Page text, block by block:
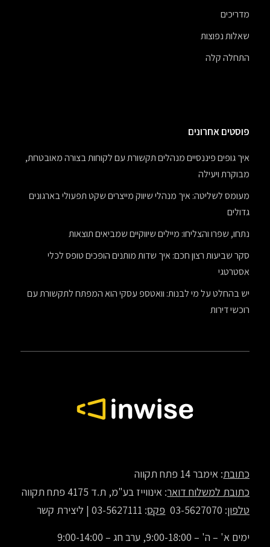
מדריכים
שאלות נפוצות
התחלה קלה
פוסטים אחרונים
איך גופים פיננסיים מנהלים תקשורת עם לקוחות בצורה מאובטחת,
מבוקרת ויעילה
מעומס לשליטה: איך מנהלי שיווק מייצרים שקט תפעולי בארגונים
גדולים
נתחו, שפרו והצליחו: מיילים שיווקיים שמביאים תוצאות
סקר שביעות רצון חכם: איך שדות מותנים הופכים טופס לכלי
אסטרטגי
יש בהחלט על מי לבנות: וואטספ עסקי הוא המפתח לתקשורת עם
רוכשי דירות
כתובת: אימבר 14 פתח תקווה
כתובת למשלוח דואר: אינווייז בע"מ, ת.ד 4175 פתח תקווה
טלפון: 03-5627070 פקס: 03-5627111 |
ליצירת קשר
ימים א' – ה' – 9:00-18:00, ערב חג – 9:00-14:00